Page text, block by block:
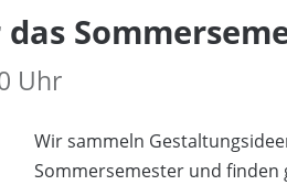
Uhr
Wir sammeln
Sommersemester und finden